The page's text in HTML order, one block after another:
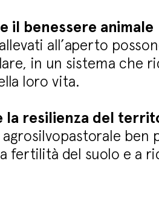
il benessere animale
all’aperto
in un sistema che
loro vita.
la resilienza del
agrosilvopastorale
fertilità del suolo e a